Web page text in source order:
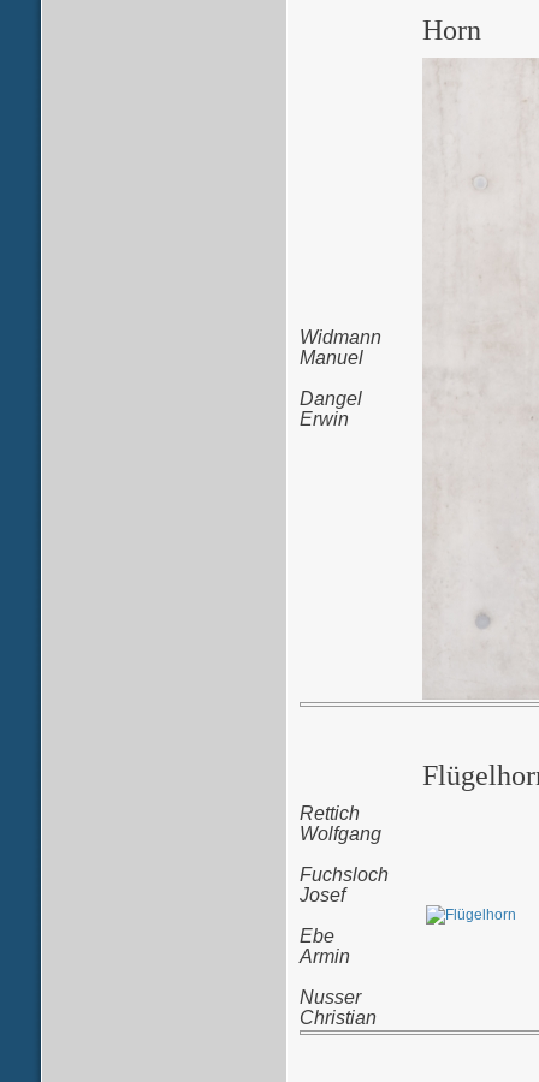
Horn
Widmann
Manuel
Dangel
Erwin
Rettich
Wolfgang
Fuchsloch
Josef
Ebe
Armin
Nusser
Christian